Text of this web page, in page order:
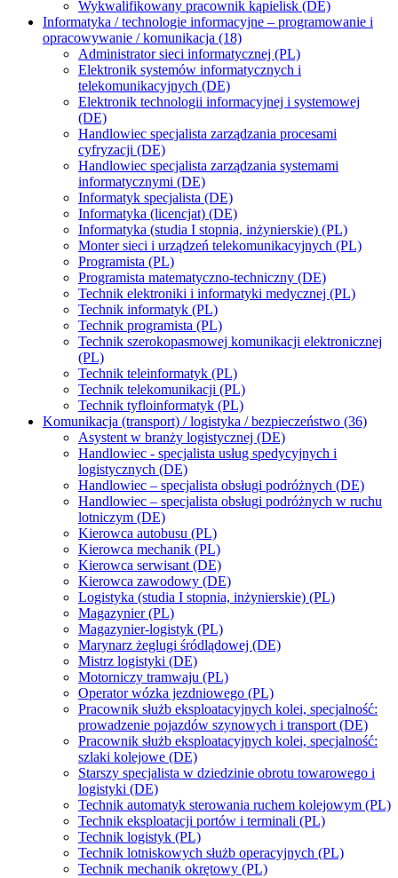
Wykwalifikowany pracownik kąpielisk (DE)
Informatyka / technologie informacyjne – programowanie i
opracowywanie / komunikacja (18)
Administrator sieci informatycznej (PL)
Elektronik systemów informatycznych i
telekomunikacyjnych (DE)
Elektronik technologii informacyjnej i systemowej
(DE)
Handlowiec specjalista zarządzania procesami
cyfryzacji (DE)
Handlowiec specjalista zarządzania systemami
informatycznymi (DE)
Informatyk specjalista (DE)
Informatyka (licencjat) (DE)
Informatyka (studia I stopnia, inżynierskie) (PL)
Monter sieci i urządzeń telekomunikacyjnych (PL)
Programista (PL)
Programista matematyczno-techniczny (DE)
Technik elektroniki i informatyki medycznej (PL)
Technik informatyk (PL)
Technik programista (PL)
Technik szerokopasmowej komunikacji elektronicznej
(PL)
Technik teleinformatyk (PL)
Technik telekomunikacji (PL)
Technik tyfloinformatyk (PL)
Komunikacja (transport) / logistyka / bezpieczeństwo (36)
Asystent w branży logistycznej (DE)
Handlowiec - specjalista usług spedycyjnych i
logistycznych (DE)
Handlowiec – specjalista obsługi podróżnych (DE)
Handlowiec – specjalista obsługi podróżnych w ruchu
lotniczym (DE)
Kierowca autobusu (PL)
Kierowca mechanik (PL)
Kierowca serwisant (DE)
Kierowca zawodowy (DE)
Logistyka (studia I stopnia, inżynierskie) (PL)
Magazynier (PL)
Magazynier-logistyk (PL)
Marynarz żeglugi śródlądowej (DE)
Mistrz logistyki (DE)
Motorniczy tramwaju (PL)
Operator wózka jezdniowego (PL)
Pracownik służb eksploatacyjnych kolei, specjalność:
prowadzenie pojazdów szynowych i transport (DE)
Pracownik służb eksploatacyjnych kolei, specjalność:
szlaki kolejowe (DE)
Starszy specjalista w dziedzinie obrotu towarowego i
logistyki (DE)
Technik automatyk sterowania ruchem kolejowym (PL)
Technik eksploatacji portów i terminali (PL)
Technik logistyk (PL)
Technik lotniskowych służb operacyjnych (PL)
Technik mechanik okrętowy (PL)